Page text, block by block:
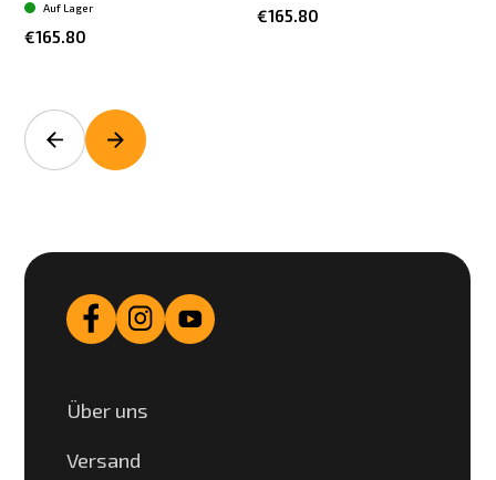
€165.80
Auf Lager €165.80
Über uns
Versand